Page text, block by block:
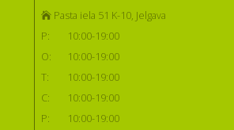
Pasta iela 51 K-10, Jelgava
P:
10:00-19:00
O:
10:00-19:00
T:
10:00-19:00
C:
10:00-19:00
P:
10:00-19:00